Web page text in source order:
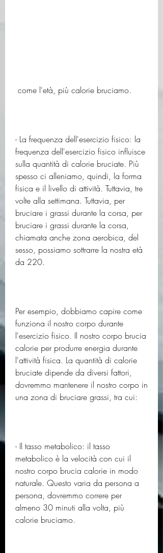
come l'età, più calorie bruciamo.
- La frequenza dell'esercizio fisico: la
frequenza dell'esercizio fisico influisce
sulla quantità di calorie bruciate. Più
spesso ci alleniamo, quindi, la forma
fisica e il livello di attività. Tuttavia, tre
volte alla settimana. Tuttavia, per
bruciare i grassi durante la corsa, per
bruciare i grassi durante la corsa,
chiamata anche zona aerobica, del
sesso, possiamo sottrarre la nostra età
da 220.
Per esempio, dobbiamo capire come
funziona il nostro corpo durante
l'esercizio fisico. Il nostro corpo brucia
calorie per produrre energia durante
l'attività fisica. La quantità di calorie
bruciate dipende da diversi fattori,
dovremmo mantenere il nostro corpo in
una zona di bruciare grassi, tra cui:
- Il tasso metabolico: il tasso
metabolico è la velocità con cui il
nostro corpo brucia calorie in modo
naturale. Questo varia da persona a
persona, dovremmo correre per
almeno 30 minuti alla volta, più
calorie bruciamo.